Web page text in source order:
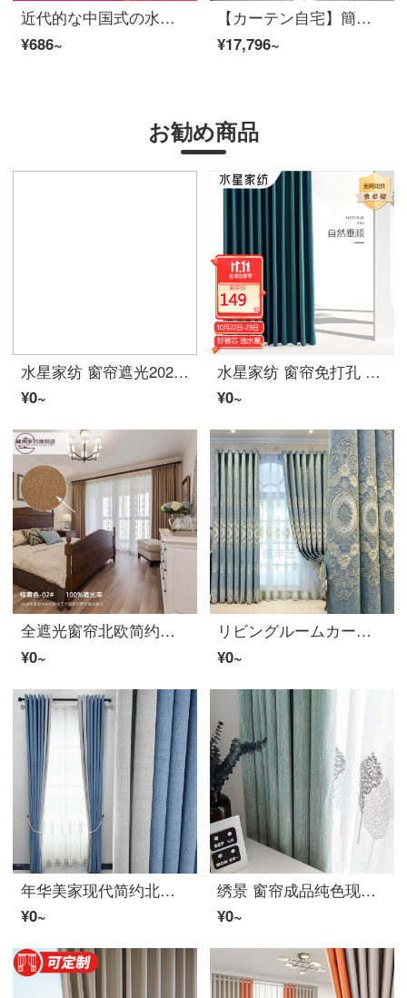
近代的な中国式の水墨山水画の風景のリビングルームの書斎の部屋のカーテンの薄い金の紗の窓の紗S 0633紗-穴を開けて広い1メートルの価格をかきます/何メートルを要していくつの件を撮影しますか？
¥686~
【カーテン自宅】簡単に高い遮光ジャカードカスタムカーテン製品ペガソリビングルーム書斎現代上下連結定型カーテンLDC 20 SSC-4401 Sフック/カーテンなし(高さ2.6 m以内で変更可能)XLカーテンセット/ダブルオープン(適用窓幅4.2-4.5 m)
¥17,796~
お勧め商品
水星家纺 窗帘遮光2022年新款卧室北欧简约现代轻奢客厅阿尔迪诺可定制挂钩遮阳帘保暖窗帘 双面棉リネン质感（烟灰色）送挂钩 面料每米价格/可定制【默认韩褶加工】
¥0~
水星家纺 窗帘免打孔 全遮光简约保暖窗帘简易安装防晒遮阳帘 卧室阳台リビングルームカーテンファブリック生地 窗帘杆罗马伸缩杆 加厚棉リネン质感(100%遮光度)万年青色 【适用宽1.6米-2.1米】帘高1.8米两片含杆
¥0~
全遮光窗帘北欧简约纯色棉リネン质感高精密轻奢落地窗客厅卧室飘窗成品99%高遮光ファブリック生地防晒降噪 棕黄-99%遮光 定制挂钩式一米(联系)
¥0~
リビングルームカーテン成品高档大气 轻奢 寝室のカーテン 遮光窗帘欧式大气定制客厅シェニール绣花窗帘成品卧室遮光落地窗飘 浅蓝色ファブリック生地帘挂钩款 1米*不加工
¥0~
年华美家现代简约北欧风无缝拼接遮光加厚窗帘成品定制客厅卧室书房窗帘ファブリック生地 浅蓝色 ファブリック生地每米加工免费
¥0~
绣景 窗帘成品纯色现代北欧风格客厅卧室遮光窗帘棉リネン风格环保窗帘ファブリック生地 水蓝色 四爪钩款 宽2米*2.5米 1片
¥0~